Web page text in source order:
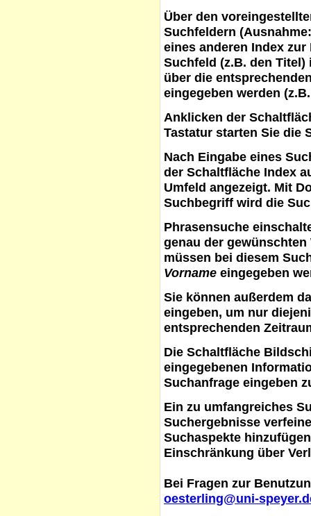
Über den
Suchfeldern
eines anderen Index
Suchfeld (z.B. den
über die
eingegeben werden
Anklicken der
Tastatur starten Sie die
Nach Eingabe eines
der Schaltfläche Index
Umfeld angezeigt. Mit
Suchbegriff wird die
Phrasensuche
genau der
müssen bei diesem
Vorname eingegeben
Sie können außerdem
eingeben, um nur
entsprechenden
Die Schaltfläche
eingegebenen
Suchanfrage eingeben
Ein zu umfangreiches
Suchergebnisse
Suchaspekte
Einschränkung über
Bei Fragen zur
oesterling@uni-